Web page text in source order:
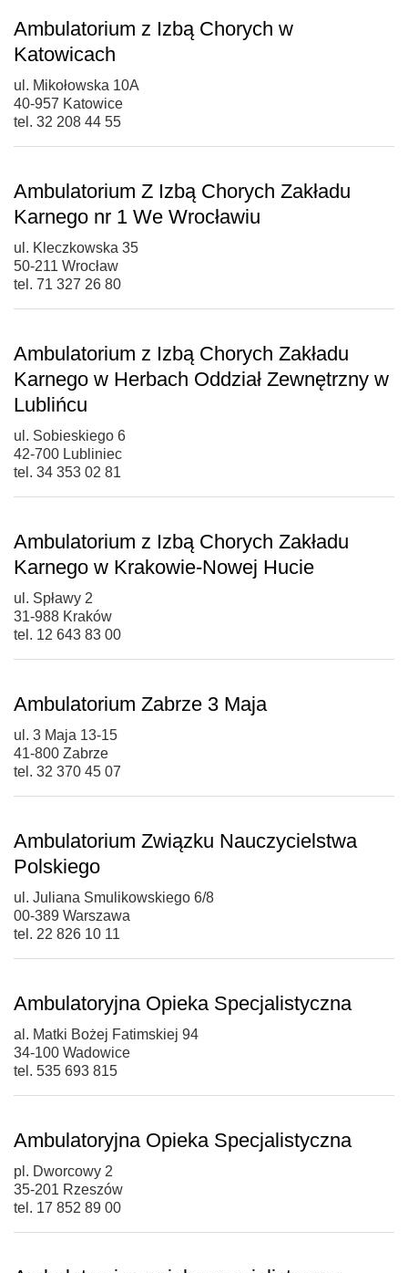
Ambulatorium z Izbą Chorych w
Katowicach
ul. Mikołowska 10A
40-957 Katowice
tel. 32 208 44 55
Ambulatorium Z Izbą Chorych Zakładu
Karnego nr 1 We Wrocławiu
ul. Kleczkowska 35
50-211 Wrocław
tel. 71 327 26 80
Ambulatorium z Izbą Chorych Zakładu
Karnego w Herbach Oddział Zewnętrzny w
Lublińcu
ul. Sobieskiego 6
42-700 Lubliniec
tel. 34 353 02 81
Ambulatorium z Izbą Chorych Zakładu
Karnego w Krakowie-Nowej Hucie
ul. Spławy 2
31-988 Kraków
tel. 12 643 83 00
Ambulatorium Zabrze 3 Maja
ul. 3 Maja 13-15
41-800 Zabrze
tel. 32 370 45 07
Ambulatorium Związku Nauczycielstwa
Polskiego
ul. Juliana Smulikowskiego 6/8
00-389 Warszawa
tel. 22 826 10 11
Ambulatoryjna Opieka Specjalistyczna
al. Matki Bożej Fatimskiej 94
34-100 Wadowice
tel. 535 693 815
Ambulatoryjna Opieka Specjalistyczna
pl. Dworcowy 2
35-201 Rzeszów
tel. 17 852 89 00